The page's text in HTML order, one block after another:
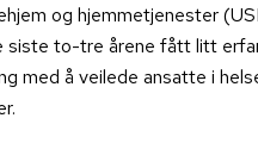
og hjemmetjenester
siste to-tre årene fått litt
med å veilede ansatte i